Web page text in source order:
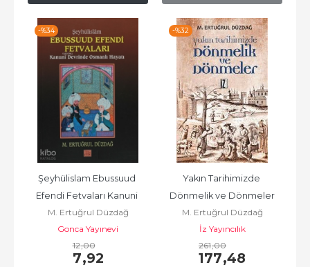
-%34
Şeyhülislam Ebussuud
Efendi Fetvaları Kanuni
Devrinde Osmanlı Hayatı
M. Ertuğrul Düzdağ
Gonca Yayınevi
12,00
7,92
-%32
Yakın Tarihimizde
Dönmelik ve Dönmeler
M. Ertuğrul Düzdağ
İz Yayıncılık
261,00
177,48